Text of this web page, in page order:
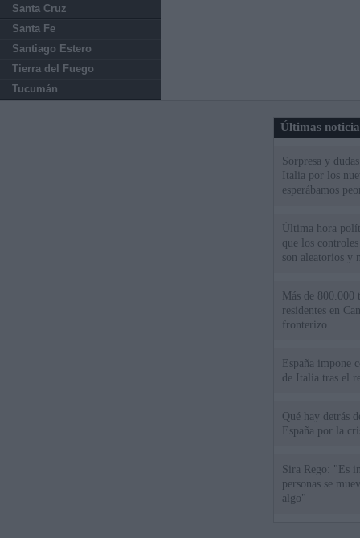
Santa Cruz
Santa Fe
Santiago Estero
Tierra del Fuego
Tucumán
Últimas
Sorpresa y
Italia por los
esperábamos
Última hora
que los
son aleatorios y
Más de 800.000
residentes en
fronterizo
España impone
de Italia tras el
Qué hay detrás
España por la
Sira Rego: "Es
personas se
algo"